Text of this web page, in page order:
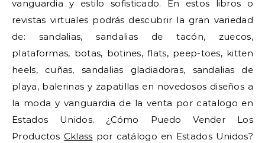
vanguardia y estilo sofisticado. En estos libros o
revistas virtuales podrás descubrir la gran variedad
de: sandalias, sandalias de tacón, zuecos,
plataformas, botas, botines, flats, peep-toes, kitten
heels, cuñas, sandalias gladiadoras, sandalias de
playa, balerinas y zapatillas en novedosos diseños a
la moda y vanguardia de la venta por catalogo en
Estados Unidos. ¿Cómo Puedo Vender Los
Productos Cklass por catálogo en Estados Unidos?